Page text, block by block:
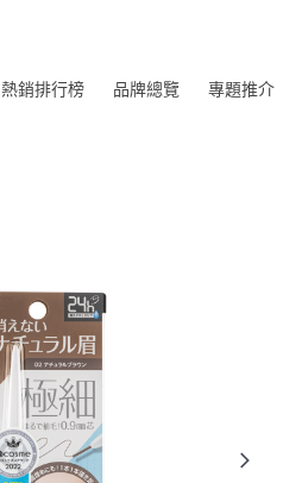
熱銷排行榜 品牌總覽 專題推介